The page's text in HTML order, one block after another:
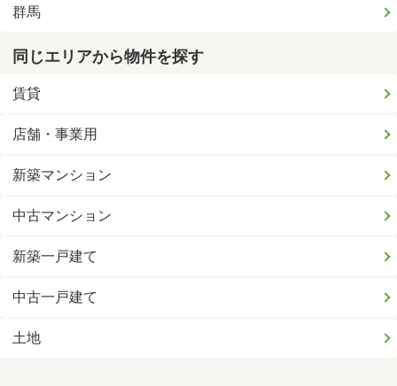
群馬
同じエリアから物件を探す
賃貸
店舗・事業用
新築マンション
中古マンション
新築一戸建て
中古一戸建て
土地